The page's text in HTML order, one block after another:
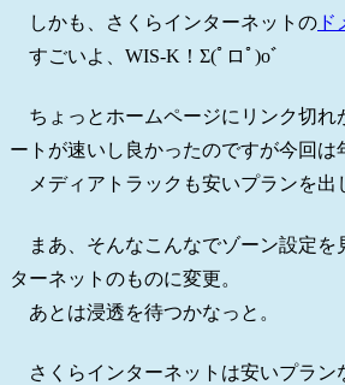
しかも、さくらインターネットの
すごいよ、WIS-K！Σ(ﾟロﾟ)oﾞ
ちょっとホームページにリンク切れ
ートが速いし良かったのですが今回は
メディアトラックも安いプランを出
まあ、そんなこんなでゾーン設定を
ターネットのものに変更。
あとは浸透を待つかなっと。
さくらインターネットは安いプラン